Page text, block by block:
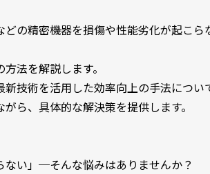
の精密機器を損傷や性能劣化が起こら
法を解説します。
技術を活用した効率向上の手法につい
ら、具体的な解決策を提供します。
ない」─そんな悩みはありませんか？